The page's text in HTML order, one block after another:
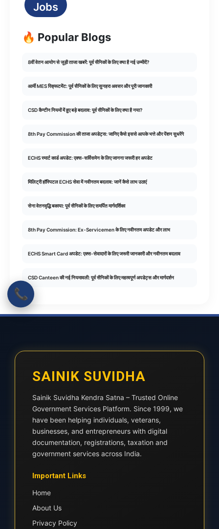
Jobs
🔥 Popular Blogs
8वीं वेतन आयोग से जुड़ी ताजा खबरें: पूर्व सैनिकों के लिए क्या है नई उम्मीदें?
आर्मी MES रिक्रूटमेंट: पूर्व सैनिकों के लिए सुनहरा अवसर और पूरी जानकारी
CSD कैन्टीन नियमों में हुए बड़े बदलाव: पूर्व सैनिकों के लिए क्या है नया?
8th Pay Commission की ताजा अपडेट्स: जानिए कैसे इससे आपके भत्ते और पेंशन सुधरेंगे
ECHS स्मार्ट कार्ड अपडेट: एक्स-सर्विसमेन के लिए जानना जरूरी हर अपडेट
मिलिट्री हॉस्पिटल ECHS सेवा में नवीनतम बदलाव: जानें कैसे लाभ उठाएं
सेना वेतनवृद्धि बकाया: पूर्व सैनिकों के लिए समर्पित मार्गदर्शिका
8th Pay Commission: Ex-Servicemen के लिए नवीनतम अपडेट और लाभ
ECHS Smart Card अपडेट: एक्स-सेवादारों के लिए जरूरी जानकारी और नवीनतम बदलाव
CSD Canteen की नई नियमावली: पूर्व सैनिकों के लिए महत्वपूर्ण अपडेट्स और मार्गदर्शन
SAINIK SUVIDHA
Sainik Suvidha Kendra Satna – Trusted Online
Government Services Platform. Since 1999, we
have been helping individuals, veterans,
businesses, and entrepreneurs with digital
documentation, registrations, taxation and
government services across India.
Important Links
Home
About Us
Privacy Policy
📞